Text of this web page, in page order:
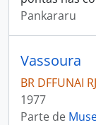
Pankararu
Vassoura
BR DFFUNAI
1977
Parte de